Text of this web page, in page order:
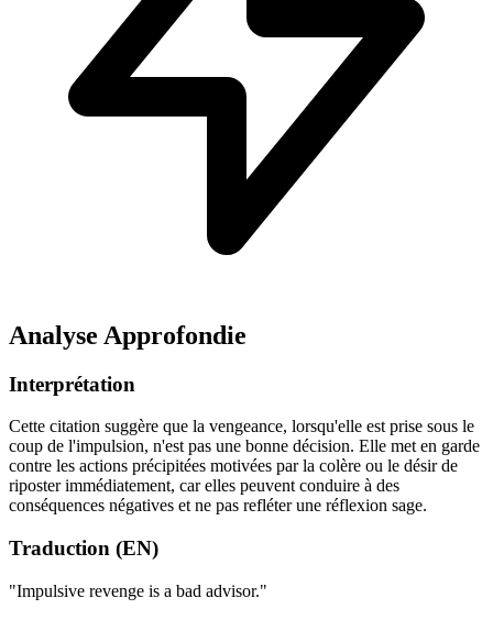
Analyse Approfondie
Interprétation
Cette citation suggère que la vengeance, lorsqu'elle est prise sous le
coup de l'impulsion, n'est pas une bonne décision. Elle met en garde
contre les actions précipitées motivées par la colère ou le désir de
riposter immédiatement, car elles peuvent conduire à des
conséquences négatives et ne pas refléter une réflexion sage.
Traduction (EN)
"Impulsive revenge is a bad advisor."